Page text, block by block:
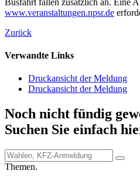
www.veranstaltungen.npsr.de
Zurück
Verwandte Links
Druckansicht der Meldung
Druckansicht der Meldung
Noch nicht fündig
Suchen Sie einfach
Themen.